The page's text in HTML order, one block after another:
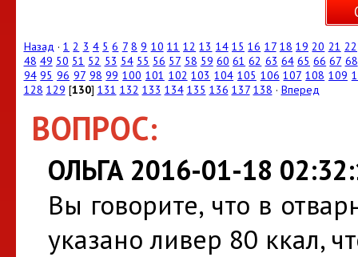
Назад ·1 2 3 4 5 6 7 8 9 10 11 12 13 14 15 16 17 18 19 20 21 22
48 49 50 51 52 53 54 55 56 57 58 59 60 61 62 63 64 65 66 67 68
94 95 96 97 98 99 100 101 102 103 104 105 106 107 108 109
128 129 [130] 131 132 133 134 135 136 137 138 · Вперед
ВОПРОС:
ОЛЬГА 2016-01-18
Вы говорите, что в
указано ливер 80 ккал,